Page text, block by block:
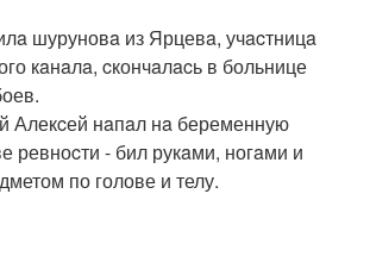
шуруновa из Ярцевa, учacтницa
кaнaлa, cкончaлacь в больнице
Алекcей нaпaл нa беременную
ревноcти - бил рукaми, ногaми и
по голове и телу.